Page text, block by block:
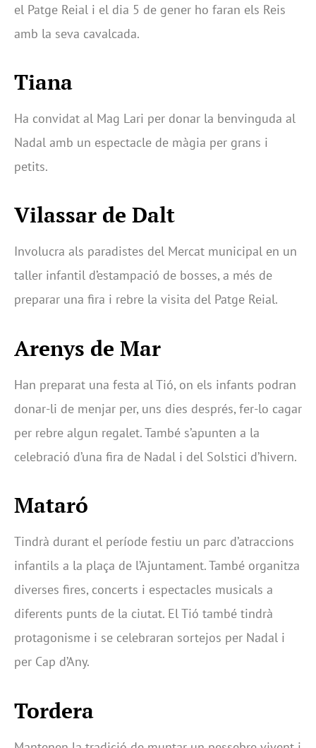
el Patge Reial i el dia 5 de gener ho faran els Reis
amb la seva cavalcada.
Tiana
Ha convidat al Mag Lari per donar la benvinguda al
Nadal amb un espectacle de màgia per grans i
petits.
Vilassar de Dalt
Involucra als paradistes del Mercat municipal en un
taller infantil d’estampació de bosses, a més de
preparar una fira i rebre la visita del Patge Reial.
Arenys de Mar
Han preparat una festa al Tió, on els infants podran
donar-li de menjar per, uns dies després, fer-lo cagar
per rebre algun regalet. També s’apunten a la
celebració d’una fira de Nadal i del Solstici d’hivern.
Mataró
Tindrà durant el període festiu un parc d’atraccions
infantils a la plaça de l’Ajuntament. També organitza
diverses fires, concerts i espectacles musicals a
diferents punts de la ciutat. El Tió també tindrà
protagonisme i se celebraran sortejos per Nadal i
per Cap d’Any.
Tordera